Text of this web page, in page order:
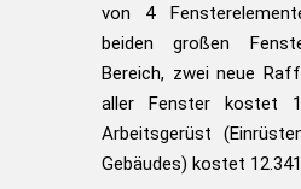
von 4
beiden großen
Bereich, zwei neue
aller Fenster kostet
Arbeitsgerüst
Gebäudes) kostet